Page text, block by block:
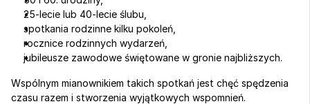
25-lecie lub 40-lecie ślubu,
spotkania rodzinne kilku pokoleń,
rocznice rodzinnych wydarzeń,
jubileusze zawodowe świętowane w gronie najbliższych.
Wspólnym mianownikiem takich spotkań jest chęć spędzenia
czasu razem i stworzenia wyjątkowych wspomnień.